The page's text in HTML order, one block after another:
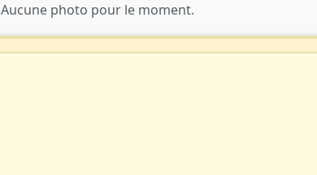
Aucune photo pour le moment.